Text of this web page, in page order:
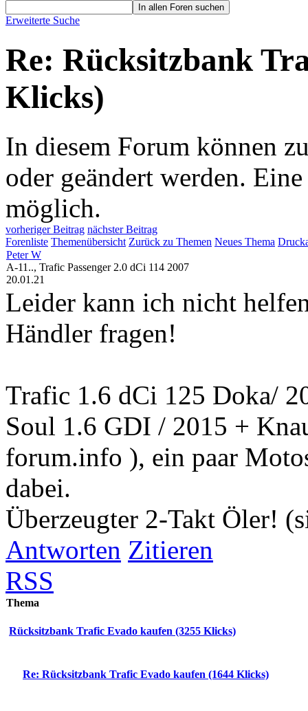
Erweiterte Suche
Re: Rücksitzbank
Klicks)
In diesem Forum können
oder geändert werden.
möglich.
vorheriger Beitrag nächster Beitrag
Forenliste Themenübersicht Zurück zu Themen Neues Thema
Peter W
A-11.., Trafic Passenger 2.0 dCi 114 2007
20.01.21
Leider kann ich nicht
Händler fragen!
Trafic 1.6 dCi 125 Doka/
Soul 1.6 GDI / 2015 +
forum.info ), ein paar
dabei.
Überzeugter 2-Takt Öler!
Antworten Zitieren
RSS
Thema
Rücksitzbank Trafic Evado kaufen (3255 Klicks)
Re: Rücksitzbank Trafic Evado kaufen (1644 Klicks)